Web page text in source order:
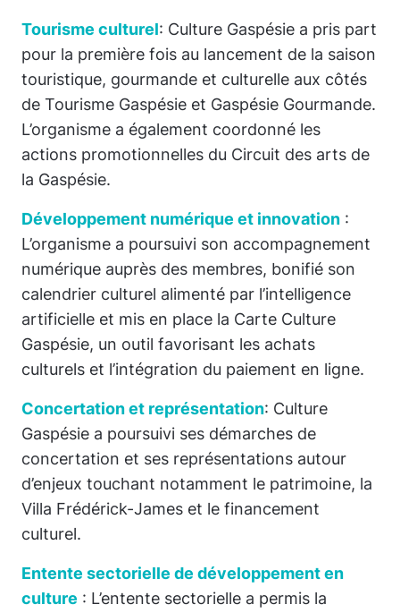
Tourisme culturel: Culture Gaspésie a pris part
pour la première fois au lancement de la saison
touristique, gourmande et culturelle aux côtés
de Tourisme Gaspésie et Gaspésie Gourmande.
L’organisme a également coordonné les
actions promotionnelles du Circuit des arts de
la Gaspésie.
Développement numérique et innovation :
L’organisme a poursuivi son accompagnement
numérique auprès des membres, bonifié son
calendrier culturel alimenté par l’intelligence
artificielle et mis en place la Carte Culture
Gaspésie, un outil favorisant les achats
culturels et l’intégration du paiement en ligne.
Concertation et représentation: Culture
Gaspésie a poursuivi ses démarches de
concertation et ses représentations autour
d’enjeux touchant notamment le patrimoine, la
Villa Frédérick-James et le financement
culturel.
Entente sectorielle de développement en
culture : L’entente sectorielle a permis la